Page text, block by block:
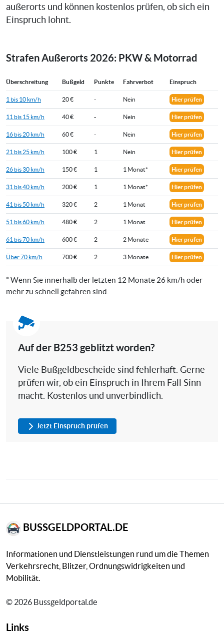
außerorts und können kostenlos prüfen, ob sich ein
Einspruch lohnt.
Strafen Außerorts 2026: PKW & Motorrad
Überschreitung Bußgeld Punkte Fahrverbot Einspruch
1 bis 10 km/h 20 € - Nein Hier prüfen
11 bis 15 km/h 40 € - Nein Hier prüfen
16 bis 20 km/h 60 € - Nein Hier prüfen
21 bis 25 km/h 100 € 1 Nein Hier prüfen
26 bis 30 km/h 150 € 1 1 Monat* Hier prüfen
31 bis 40 km/h 200 € 1 1 Monat* Hier prüfen
41 bis 50 km/h 320 € 2 1 Monat Hier prüfen
51 bis 60 km/h 480 € 2 1 Monat Hier prüfen
61 bis 70 km/h 600 € 2 2 Monate Hier prüfen
Über 70 km/h 700 € 2 3 Monate Hier prüfen
* Wenn Sie innerhalb der letzten 12 Monate 26 km/h oder
mehr zu schnell gefahren sind.
Auf der B253 geblitzt worden?
Viele Bußgeldbescheide sind fehlerhaft. Gerne
prüfen wir, ob ein Einspruch in Ihrem Fall Sinn
macht. Kostenlos und unverbindlich.
Jetzt Einspruch prüfen
BUSSGELDPORTAL.DE
Informationen und Dienstleistungen rund um die Themen
Verkehrsrecht, Blitzer, Ordnungswidrigkeiten und
Mobilität.
© 2026 Bussgeldportal.de
Links